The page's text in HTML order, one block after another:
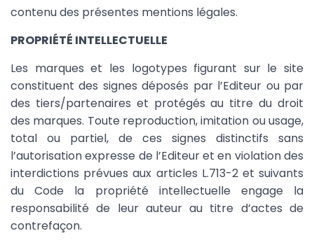
contenu des présentes mentions légales.
PROPRIÉTÉ INTELLECTUELLE
Les marques et les logotypes figurant sur le site
constituent des signes déposés par l’Editeur ou par
des tiers/partenaires et protégés au titre du droit
des marques. Toute reproduction, imitation ou usage,
total ou partiel, de ces signes distinctifs sans
l’autorisation expresse de l’Editeur et en violation des
interdictions prévues aux articles L.713-2 et suivants
du Code la propriété intellectuelle engage la
responsabilité de leur auteur au titre d’actes de
contrefaçon.